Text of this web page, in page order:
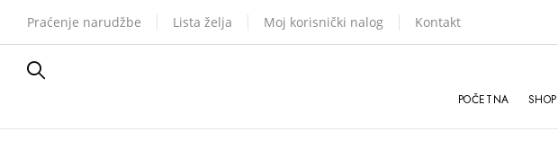
Praćenje narudžbe Lista želja Moj korisnički nalog Kontakt
POČETNA SHOP